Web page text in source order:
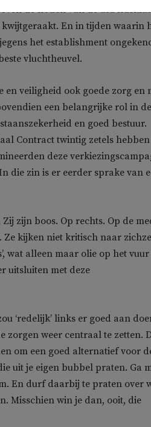
de noden van de
En in tijden waarin
het establishment
vluchtheuvel.
en veiligheid ook goede zorg en
een belangrijke rol in
en goed bestuur.
Contract twintig zetels hebben
deze
die zin is er eerder sprake van
zijn boos. Op rechts. Op de
Ze kijken niet kritisch naar
wat alleen maar olie op het vuur
uitsluiten met deze
‘redelijk’ links er goed aan
zorgen weer centraal te zetten.
om een goed alternatief voor
uit je eigen bubbel praten. Ga
En durf daarbij te praten over
Misschien win je dan, ooit, die